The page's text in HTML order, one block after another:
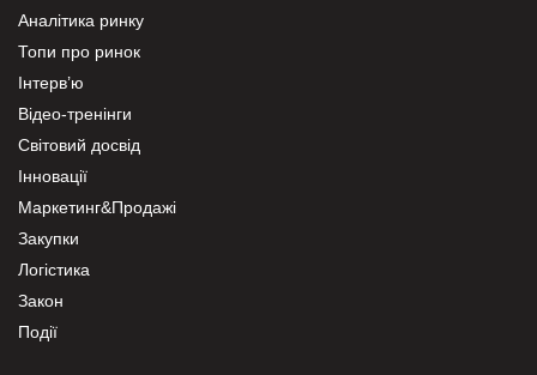
Аналітика ринку
Топи про ринок
Інтерв’ю
Відео-тренінги
Світовий досвід
Інновації
Маркетинг&Продажі
Закупки
Логістика
Закон
Події